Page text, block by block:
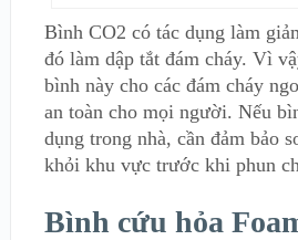
Bình CO2 có tác dụng làm
đó làm dập tắt đám cháy. Vì
bình này cho các đám cháy
an toàn cho mọi người. Nếu
dụng trong nhà, cần đảm bảo
khỏi khu vực trước khi phun
Bình cứu hỏa